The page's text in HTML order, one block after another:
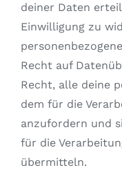
deiner Daten
Einwilligung zu
Recht auf
Recht, alle deine
dem für die
anzufordern und
für die
übermitteln.